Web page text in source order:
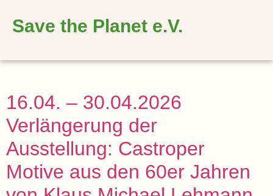
Save the Planet e.V.
16.04. – 30.04.2026
Verlängerung der
Ausstellung: Castroper
Motive aus den 60er Jahren